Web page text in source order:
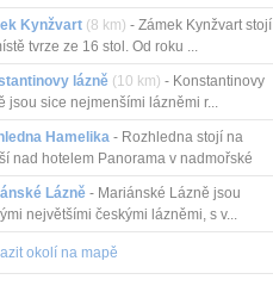
Kynžvart (8 km) - Zámek Kynžvart stojí
tvrze ze 16 stol. Od roku ...
lázně (10 km) - Konstantinovy
jsou sice nejmenšími lázněmi r...
Hamelika - Rozhledna stojí na
nad hotelem Panorama v nadmořské
Lázně - Mariánské Lázně jsou
největšími českými lázněmi, s v...
okolí na mapě